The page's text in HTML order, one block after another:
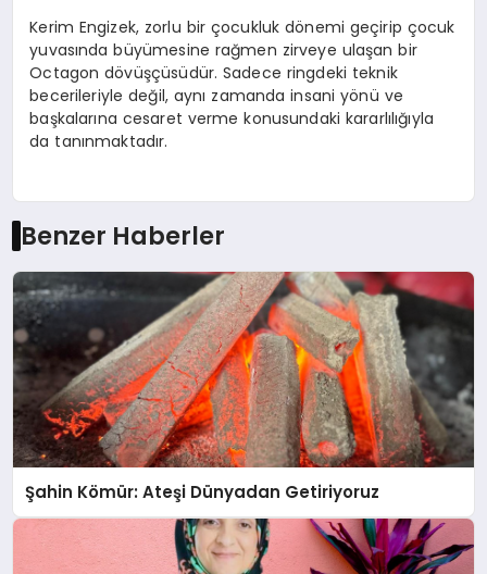
Kerim Engizek, zorlu bir çocukluk dönemi geçirip çocuk
yuvasında büyümesine rağmen zirveye ulaşan bir
Octagon dövüşçüsüdür. Sadece ringdeki teknik
becerileriyle değil, aynı zamanda insani yönü ve
başkalarına cesaret verme konusundaki kararlılığıyla
da tanınmaktadır.
Benzer Haberler
Şahin Kömür: Ateşi Dünyadan Getiriyoruz